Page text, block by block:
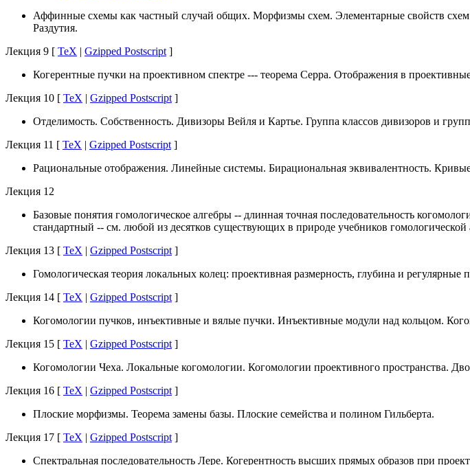
Аффинные схемы как частный случай общих. Морфизмы схем. Элементарные свойств
Раздутия.
Лекция 9 [ TeX | Gzipped Postscript ]
Когерентные пучки на проективном спектре --- теорема Серра. Отображения в
Лекция 10 [ TeX | Gzipped Postscript ]
Отделимость. Собственность. Дивизоры Вейля и Картье. Группа классов дивизоров и
Лекция 11 [ TeX | Gzipped Postscript ]
Рациональные отображения. Линейные системы. Бирациональная эквивалентность.
Лекция 12
Базовые понятия гомологическое алгебры -- длинная точная последовательность
стандартный -- см. любой из десятков существующих в природе учебников гомологической
Лекция 13 [ TeX | Gzipped Postscript ]
Гомологическая теория локальных колец: проективная размерность, глубина и
Лекция 14 [ TeX | Gzipped Postscript ]
Когомологии пучков, инъективные и вялые пучки. Инъективные модули над кольцом.
Лекция 15 [ TeX | Gzipped Postscript ]
Когомологии Чеха. Локальные когомологии. Когомологии проективного пространства.
Лекция 16 [ TeX | Gzipped Postscript ]
Плоские морфизмы. Теорема замены базы. Плоские семейства и полином Гильберта.
Лекция 17 [ TeX | Gzipped Postscript ]
Спектральная последовательность Лере. Когерентность высших прямых образов при